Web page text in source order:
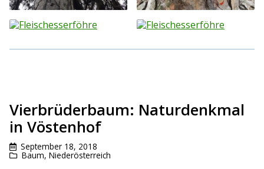
Vierbrüderbaum: Naturdenkmal
in Vöstenhof
September 18, 2018
Baum, Niederösterreich